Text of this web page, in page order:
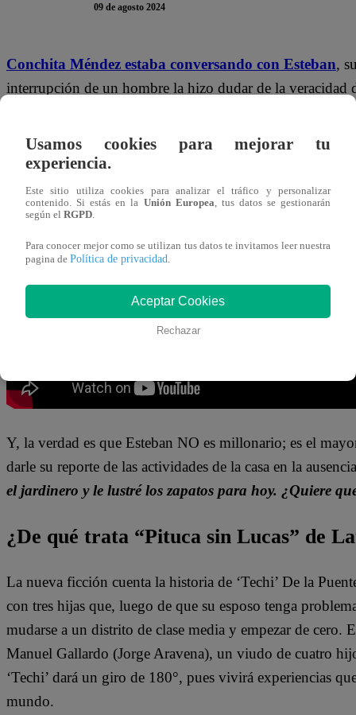
09 de agosto 2024
Conchita Méndez estaba conversando con Esteban,
interrupción de un hombre la hizo dudar de la
Lamentablemente hoy no vamos a poder vernos.
día. Pero te llamo más tarde para conversar, my queen
concretar una nueva cita.
Pero, cuando Conchita escuchó la voz de un hombre
¿Quién llegó?”, le cuestionó. “
Y, la verdad es que Esteban NO es millonario; es el
darle su reporte de las actividades de la casa en la
el jardinero y le lustré los zapatos para hoy. ¿Quiere
¿De qué trata “Pituca sin Lucas” de
La nueva ficción cuenta la historia de ‘Techi’ De la
con tres hijas que, luego de que su esposo tenga
mudarse a un distrito de clase media y empezar de cero.
Manuel Gallardo (Jorge Aravena), un viudo de cuatro
‘Techi’ dará un giro de 180°, pues vivirá experiencias
mundo.
Usamos cookies para mejorar tu
experiencia.
Este sitio utiliza cookies para analizar el tráfico y personalizar
contenido. Si estás en la Unión Europea , tus datos se gestionarán
según el RGPD
Para conocer mejor como se utilizan tus datos te invitamos leer nuestra
pagina de Política de privacidad
Aceptar Cookies
Rechazar